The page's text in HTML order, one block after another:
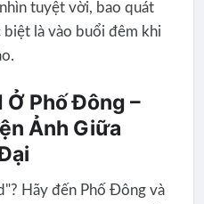
tuyệt vời, bao quát
biệt là vào buổi đêm khi
Ở Phố Đông –
Ảnh Giữa
Hãy đến Phố Đông và